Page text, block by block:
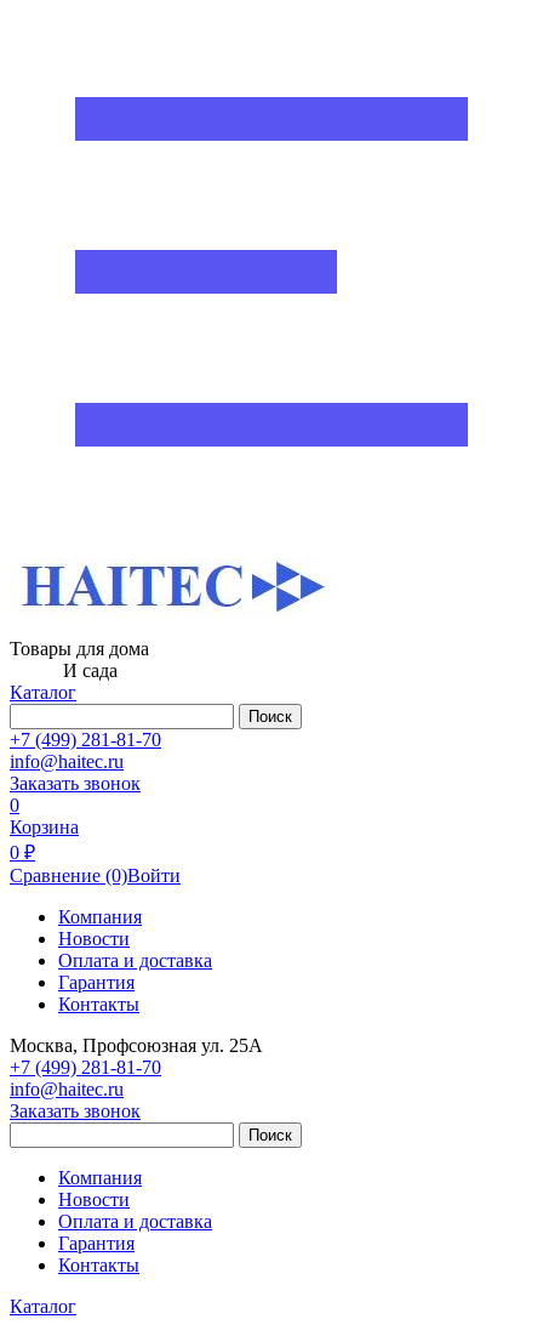
Товары для дома
И сада
Каталог
Поиск
+7 (499) 281-81-70
info@haitec.ru
Заказать звонок
0
Корзина
0 ₽
Сравнение (0)Войти
Компания
Новости
Оплата и доставка
Гарантия
Контакты
Москва, Профсоюзная ул. 25А
+7 (499) 281-81-70
info@haitec.ru
Заказать звонок
Поиск
Компания
Новости
Оплата и доставка
Гарантия
Контакты
Каталог